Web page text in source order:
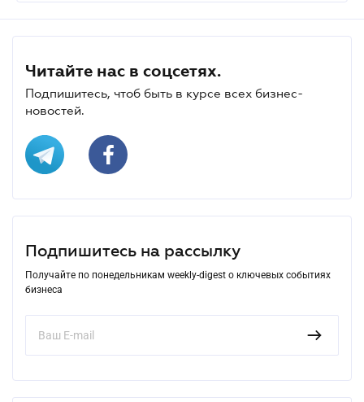
Читайте нас в соцсетях.
Подпишитесь, чтоб быть в курсе всех бизнес-
новостей.
Подпишитесь на рассылку
Получайте по понедельникам weekly-digest о ключевых событиях
бизнеса